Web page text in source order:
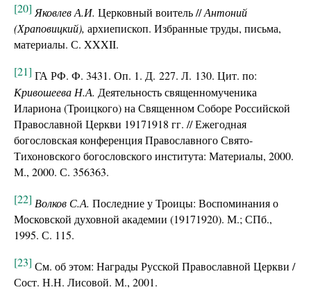
[20] Яковлев А.И. Церковный воитель //Антоний
(Храповицкий), архиепископ. Избранные труды, письма,
материалы. С. XXXII.
[21] ГА РФ. Ф. 3431. Оп. 1. Д. 227. Л. 130. Цит. по:
Кривошеева Н.А. Деятельность священномученика
Илариона (Троицкого) на Священном Соборе Российской
Православной Церкви 19171918 гг. // Ежегодная
богословская конференция Православного Свято-
Тихоновского богословского института: Материалы, 2000.
М., 2000. С. 356363.
[22] Волков С.А. Последние у Троицы: Воспоминания о
Московской духовной академии (19171920). М.; СПб.,
1995. С. 115.
[23] См. об этом: Награды Русской Православной Церкви /
Сост. Н.Н. Лисовой. М., 2001.